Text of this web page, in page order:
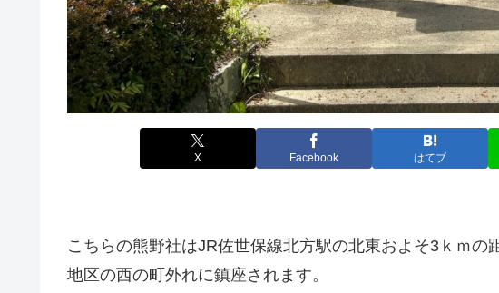
X Facebook はてブ
こちらの熊野社はJR佐世保線北方駅の北東およそ3ｋｍの
地区の西の町外れに鎮座されます。